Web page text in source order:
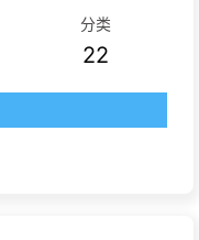
分类
22